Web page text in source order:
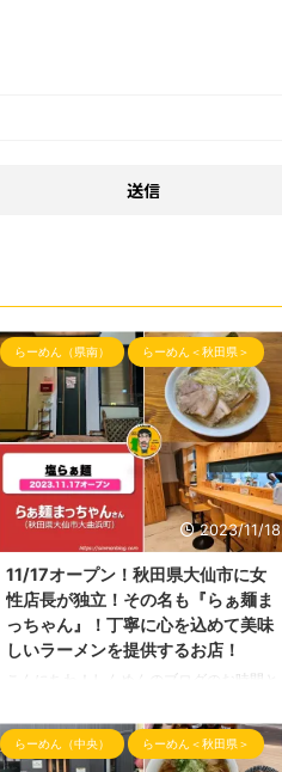
らーめん（県南） らーめん＜秋田県＞
2023/11/18
11/17オープン！秋田県大仙市に女
性店長が独立！その名も『らぁ麺ま
っちゃん』！丁寧に心を込めて美味
しいラーメンを提供するお店！
こんにちわ！しんめんのブログのお時間と
17日（金曜日）にオープンしました大仙市
のラーメン店さんの 試食会にご招待して
らーめん（中央） らーめん＜秋田県＞